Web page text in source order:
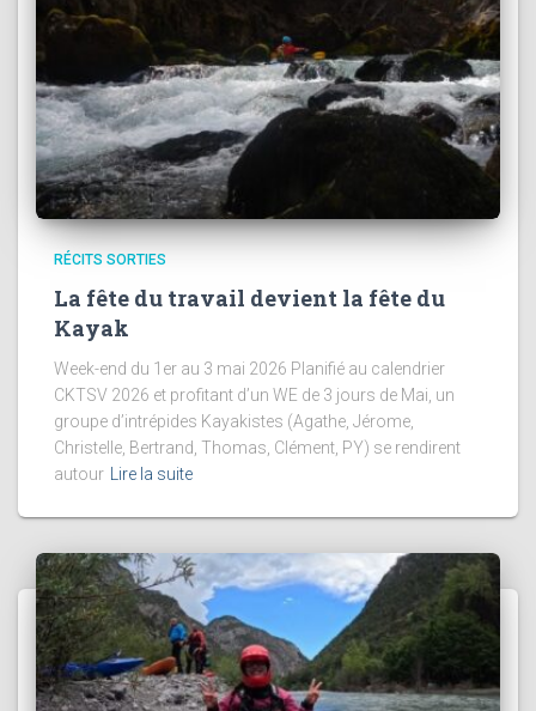
RÉCITS SORTIES
La fête du travail devient la fête du
Kayak
Week-end du 1er au 3 mai 2026 Planifié au calendrier
CKTSV 2026 et profitant d’un WE de 3 jours de Mai, un
groupe d’intrépides Kayakistes (Agathe, Jérome,
Christelle, Bertrand, Thomas, Clément, PY) se rendirent
autour Lire la suite